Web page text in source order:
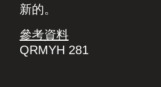
新的。
參考資料
QRMYH 281